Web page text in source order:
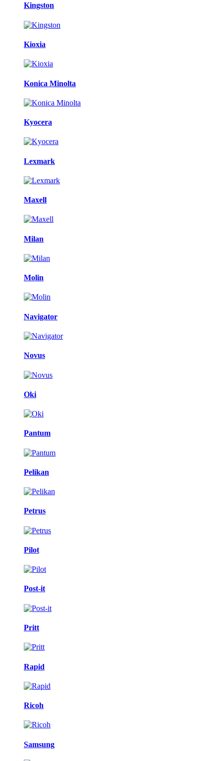
Kingston
Kioxia
Konica Minolta
Kyocera
Lexmark
Maxell
Milan
Molin
Navigator
Novus
Oki
Pantum
Pelikan
Petrus
Pilot
Post-it
Pritt
Rapid
Ricoh
Samsung